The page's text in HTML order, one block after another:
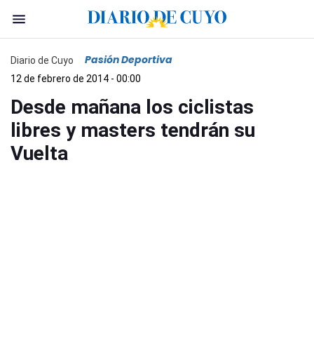
Diario de Cuyo Pasión Deportiva
12 de febrero de 2014 - 00:00
Desde mañana los ciclistas
libres y masters tendrán su
Vuelta